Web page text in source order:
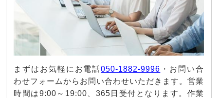
まずはお気軽にお電話050-1882-9996 ・お問い合
わせフォームからお問い合わせいただきます。営業
時間は9:00～19:00、365日受付となります。作業